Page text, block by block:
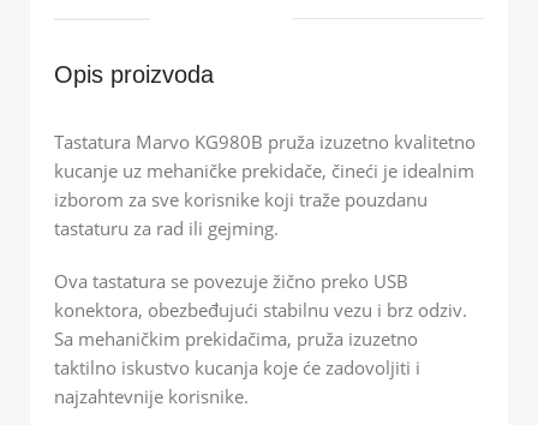
Opis proizvoda
Tastatura Marvo KG980B pruža izuzetno kvalitetno
kucanje uz mehaničke prekidače, čineći je idealnim
izborom za sve korisnike koji traže pouzdanu
tastaturu za rad ili gejming.
Ova tastatura se povezuje žično preko USB
konektora, obezbeđujući stabilnu vezu i brz odziv.
Sa mehaničkim prekidačima, pruža izuzetno
taktilno iskustvo kucanja koje će zadovoljiti i
najzahtevnije korisnike.